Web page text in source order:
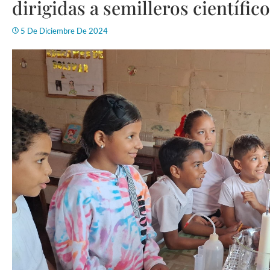
dirigidas a semilleros
5 De Diciembre De 2024